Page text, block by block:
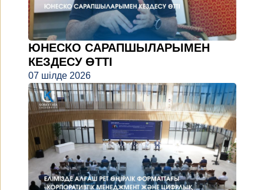
ЮНЕСКО САРАПШЫЛАРЫМЕН
КЕЗДЕСУ ӨТТІ
07 шілде 2026